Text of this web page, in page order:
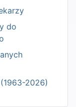
do
2026)